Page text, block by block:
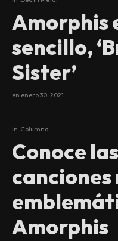
Amorphis
sencillo,
Sister’
en enero 30, 2021
In Columna
Conoce
canciones
Amorphis